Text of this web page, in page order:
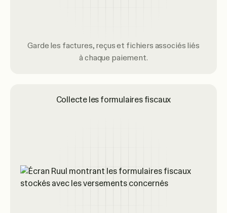
Garde les factures, reçus et fichiers associés liés
à chaque paiement.
Collecte les formulaires fiscaux